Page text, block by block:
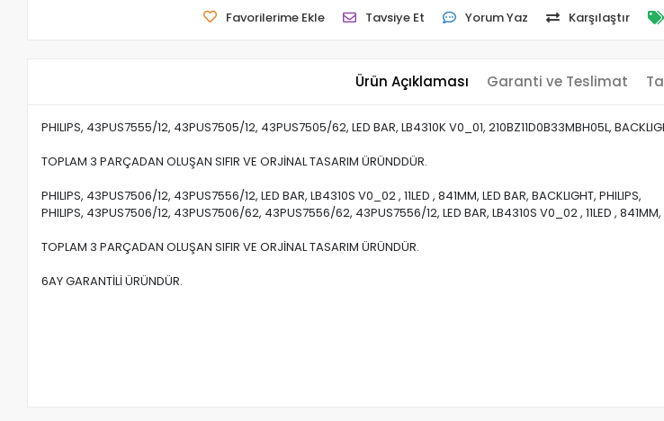
Favorilerime Ekle Tavsiye Et Yorum Yaz Karşılaştır
Ürün Açıklaması Garanti ve Teslimat
PHILIPS, 43PUS7555/12, 43PUS7505/12, 43PUS7505/62, LED BAR, LB4310K V0_01, 210BZ11D0B33MBH05L,
TOPLAM 3 PARÇADAN OLUŞAN SIFIR VE ORJİNAL TASARIM ÜRÜNDDÜR.
PHILIPS, 43PUS7506/12, 43PUS7556/12, LED BAR, LB4310S V0_02 , 11LED , 841MM, LED BAR, BACKLIGHT, PHILIPS,
PHILIPS, 43PUS7506/12, 43PUS7506/62, 43PUS7556/62, 43PUS7556/12, LED BAR, LB4310S V0_02 , 11LED ,
TOPLAM 3 PARÇADAN OLUŞAN SIFIR VE ORJİNAL TASARIM ÜRÜNDÜR.
6AY GARANTİLİ ÜRÜNDÜR.